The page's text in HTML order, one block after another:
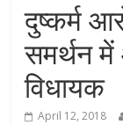
दुष्कर्म
समर्थन
विधायक
April 12, 2018